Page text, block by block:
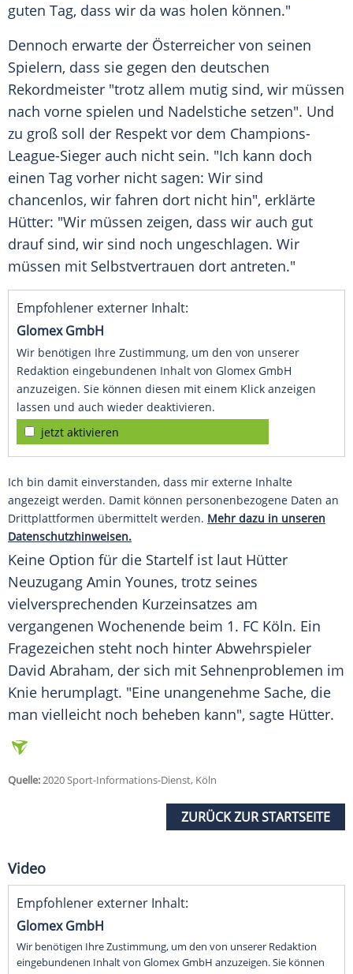
guten Tag, dass wir da was holen können."
Dennoch erwarte der Österreicher von seinen
Spielern, dass sie gegen den deutschen
Rekordmeister "trotz allem mutig sind, wir müssen
nach vorne spielen und Nadelstiche setzen". Und
zu groß soll der Respekt vor dem Champions-
League-Sieger auch nicht sein. "Ich kann doch
einen Tag vorher nicht sagen: Wir sind
chancenlos, wir fahren dort nicht hin", erklärte
Hütter: "Wir müssen zeigen, dass wir auch gut
drauf sind, wir sind noch ungeschlagen. Wir
müssen mit Selbstvertrauen dort antreten."
Empfohlener externer Inhalt:
Glomex GmbH
Wir benötigen Ihre Zustimmung, um den von unserer
Redaktion eingebundenen Inhalt von Glomex GmbH
anzuzeigen. Sie können diesen mit einem Klick anzeigen
lassen und auch wieder deaktivieren.
jetzt aktivieren
Ich bin damit einverstanden, dass mir externe Inhalte
angezeigt werden. Damit können personenbezogene Daten an
Drittplattformen übermittelt werden. Mehr dazu in unseren
Datenschutzhinweisen.
Keine Option für die Startelf ist laut Hütter
Neuzugang Amin Younes, trotz seines
vielversprechenden Kurzeinsatzes am
vergangenen Wochenende beim 1. FC Köln. Ein
Fragezeichen steht noch hinter Abwehrspieler
David Abraham, der sich mit Sehnenproblemen im
Knie herumplagt. "Eine unangenehme Sache, die
man vielleicht noch beheben kann", sagte Hütter.
Quelle:2020 Sport-Informations-Dienst, Köln
ZURÜCK ZUR STARTSEITE
Video
Empfohlener externer Inhalt:
Glomex GmbH
Wir benötigen Ihre Zustimmung, um den von unserer Redaktion
eingebundenen Inhalt von Glomex GmbH anzuzeigen. Sie können